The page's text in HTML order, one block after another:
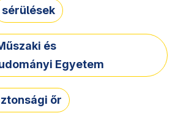
sérülések
és
Egyetem
őr